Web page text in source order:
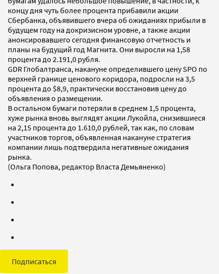
концу дня чуть более процента прибавили акции
Сбербанка, объявившего вчера об ожиданиях прибыли в
будущем году на докризисном уровне, а также акции
анонсировавшего сегодня финансовую отчетность и
планы на будущий год Магнита. Они выросли на 1,58
процента до 2.191,0 рубля.
GDR Глобалтранса, накануне определившего цену SPO по
верхней границе ценового коридора, подросли на 3,5
процента до $8,9, практически восстановив цену до
объявления о размещении.
В остальном бумаги потеряли в среднем 1,5 процента,
хуже рынка вновь выглядят акции Лукойла, снизившиеся
на 2,15 процента до 1.610,0 рублей, так как, по словам
участников торгов, объявленная накануне стратегия
компании лишь подтвердила негативные ожидания
рынка.
(Ольга Попова, редактор Власта Демьяненко)
Подписаться